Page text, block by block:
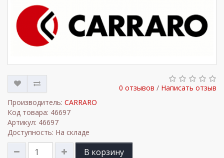
0 отзывов / Написать отзыв
Производитель: CARRARO
Код товара: 46697
Артикул: 46697
Доступность: На складе
В корзину